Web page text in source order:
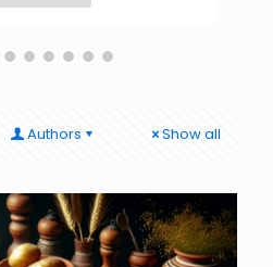
Authors Show all